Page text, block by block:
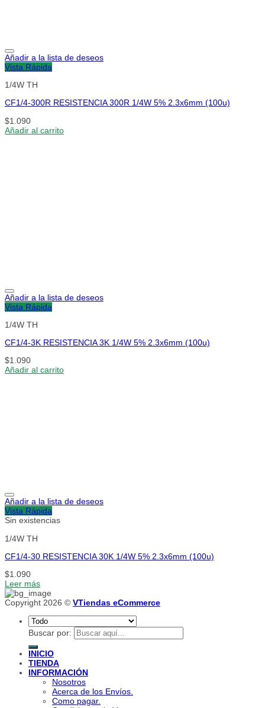
Añadir a la lista de deseos
Vista Rápida
1/4W TH
CF1/4-300R RESISTENCIA 300R 1/4W 5% 2.3x6mm (100u)
$1.090
Añadir al carrito
Añadir a la lista de deseos
Vista Rápida
1/4W TH
CF1/4-3K RESISTENCIA 3K 1/4W 5% 2.3x6mm (100u)
$1.090
Añadir al carrito
Añadir a la lista de deseos
Vista Rápida
Sin existencias
1/4W TH
CF1/4-30 RESISTENCIA 30K 1/4W 5% 2.3x6mm (100u)
$1.090
Leer más
Copyright 2026 © VTiendas eCommerce
Buscar por:
INICIO
TIENDA
INFORMACIÓN
Nosotros
Acerca de los Envíos.
Como pagar.